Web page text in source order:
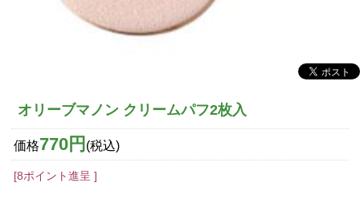
オリーブマノン クリームパフ2枚入
価格770円 (税込)
[8ポイント進呈 ]